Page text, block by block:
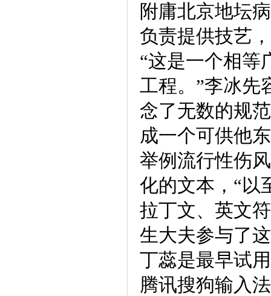
附庸北京地坛
负责提供技艺
“这是一个相等
工程。”李冰先
念了无数的规
成一个可供他
举例流行性伤
化的文本，“以
拉丁文、英文
生大夫参与了
丁蕊是最早试
腾讯搜狗输入